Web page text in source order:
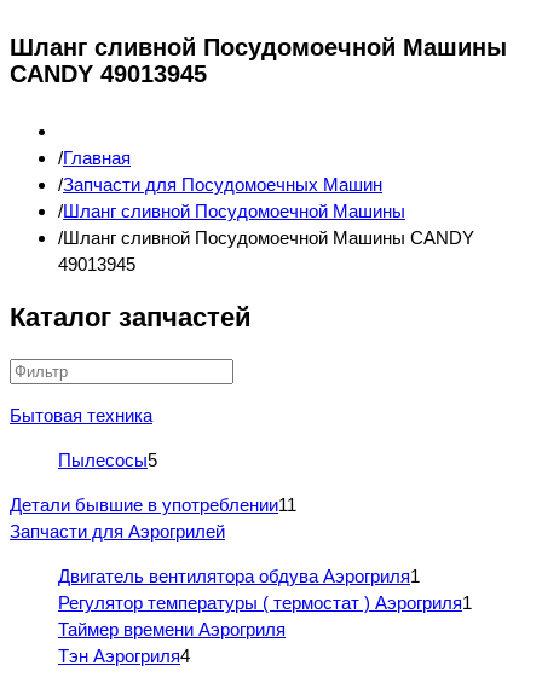
Шланг сливной Посудомоечной Машины
CANDY 49013945
Главная
Запчасти для Посудомоечных Машин
Шланг сливной Посудомоечной Машины
Шланг сливной Посудомоечной Машины CANDY
49013945
Каталог запчастей
Бытовая техника
Пылесосы5
Детали бывшие в употреблении11
Запчасти для Аэрогрилей
Двигатель вентилятора обдува Аэрогриля1
Регулятор температуры ( термостат ) Аэрогриля1
Таймер времени Аэрогриля
Тэн Аэрогриля4